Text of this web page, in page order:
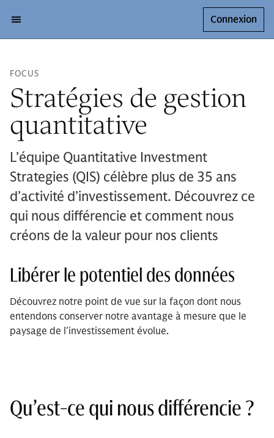
Connexion
FOCUS
Stratégies de gestion
quantitative
L’équipe Quantitative Investment
Strategies (QIS) célèbre plus de 35 ans
d’activité d’investissement. Découvrez ce
qui nous différencie et comment nous
créons de la valeur pour nos clients
Libérer le potentiel des données
Découvrez notre point de vue sur la façon dont nous
entendons conserver notre avantage à mesure que le
paysage de l’investissement évolue.
Qu’est-ce qui nous différencie ?